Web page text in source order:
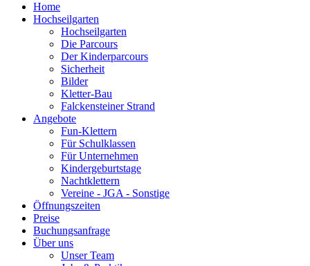
Home
Hochseilgarten
Hochseilgarten
Die Parcours
Der Kinderparcours
Sicherheit
Bilder
Kletter-Bau
Falckensteiner Strand
Angebote
Fun-Klettern
Für Schulklassen
Für Unternehmen
Kindergeburtstage
Nachtklettern
Vereine - JGA - Sonstige
Öffnungszeiten
Preise
Buchungsanfrage
Über uns
Unser Team